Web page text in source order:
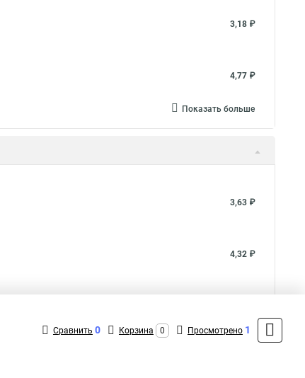
3,18 ₽
4,77 ₽
Показать больше
3,63 ₽
4,32 ₽
Сравнить 0 Корзина 0 Просмотрено 1